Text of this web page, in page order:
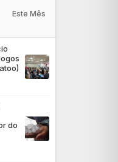
Este Mês
do